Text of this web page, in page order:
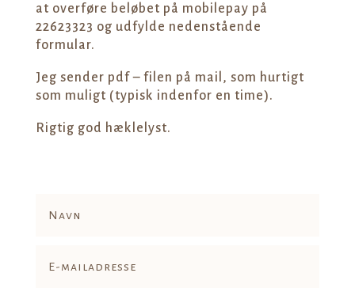
at overføre beløbet på mobilepay på
22623323 og udfylde nedenstående
formular.
Jeg sender pdf – filen på mail, som hurtigt
som muligt (typisk indenfor en time).
Rigtig god hæklelyst.